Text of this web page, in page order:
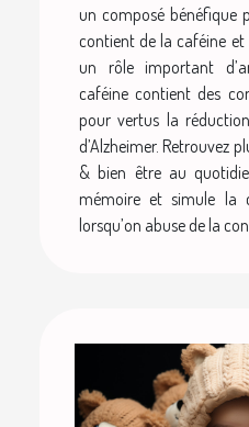
un composé bénéfique
contient de la caféine
un rôle important
caféine contient des
pour vertus la
d’Alzheimer. Retrouvez
& bien être au
mémoire et simule la
lorsqu’on abuse de la